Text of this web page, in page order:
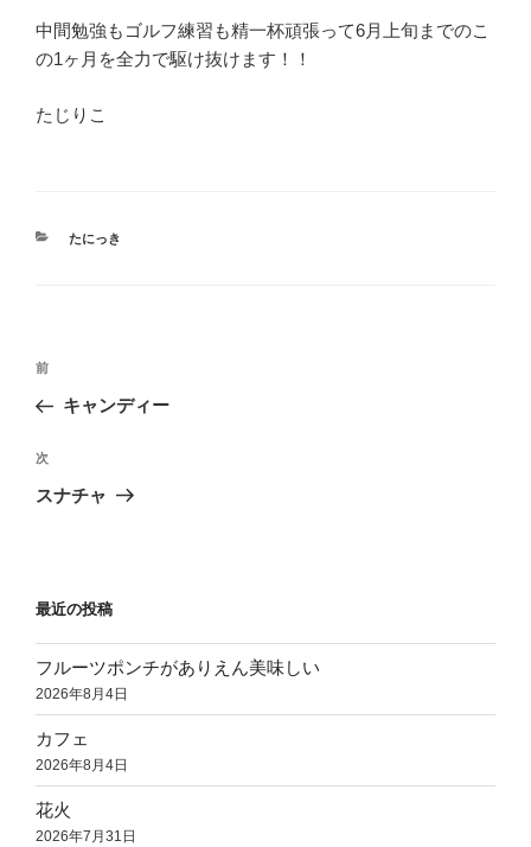
中間勉強もゴルフ練習も精一杯頑張って6月上旬までのこ
の1ヶ月を全力で駆け抜けます！！
たじりこ
カ
たにっき
投
ナ
ビ
ゲ
ン
過
去
投
前
キャンディー
次
の
次
スナチャ
最近の投稿
フルーツポンチがありえん美味しい
2026年8月4日
カフェ
2026年8月4日
花火
2026年7月31日